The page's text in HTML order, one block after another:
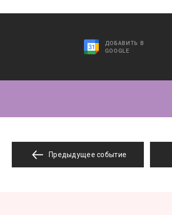
ДОБАВИТЬ В
GOOGLE
Предыдущее событие